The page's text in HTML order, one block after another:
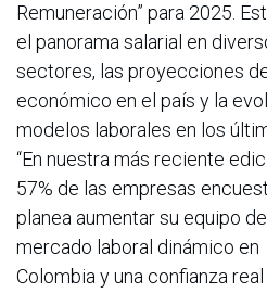
Remuneración” para 2025.
el panorama salarial en
sectores, las proyecciones
económico en el país y la
modelos laborales en los
“En nuestra más reciente
57% de las empresas
planea aumentar su equipo
mercado laboral dinámico en
Colombia y una confianza real